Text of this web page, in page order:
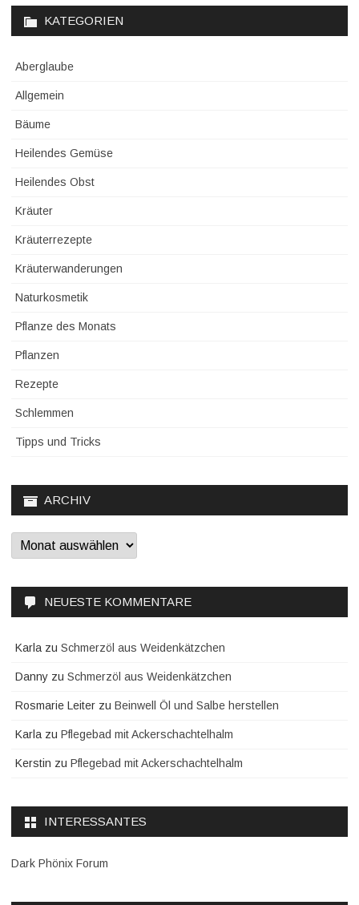
KATEGORIEN
Aberglaube
Allgemein
Bäume
Heilendes Gemüse
Heilendes Obst
Kräuter
Kräuterrezepte
Kräuterwanderungen
Naturkosmetik
Pflanze des Monats
Pflanzen
Rezepte
Schlemmen
Tipps und Tricks
ARCHIV
Archiv
NEUESTE KOMMENTARE
Karlazu Schmerzöl aus Weidenkätzchen
Danny zu Schmerzöl aus Weidenkätzchen
Rosmarie Leiter zu Beinwell Öl und Salbe herstellen
Karlazu Pflegebad mit Ackerschachtelhalm
Kerstin zu Pflegebad mit Ackerschachtelhalm
INTERESSANTES
Dark Phönix Forum